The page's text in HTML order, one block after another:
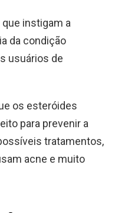
instigam a
da condição
usuários de
os esteróides
para prevenir a
tratamentos,
acne e muito